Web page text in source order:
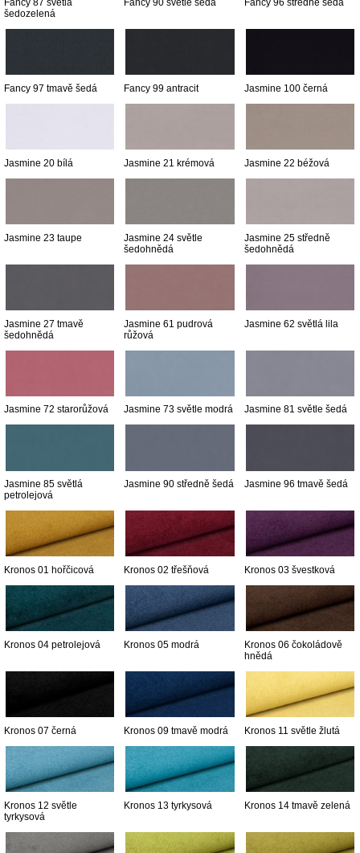
Fancy 87 světlá
šedozelená
Fancy 90 světle šedá Fancy 96 středně šedá
Fancy 97 tmavě šedá Fancy 99 antracit Jasmine 100 černá
Jasmine 20 bílá Jasmine 21 krémová Jasmine 22 béžová
Jasmine 23 taupe
Jasmine 24 světle
šedohnědá
Jasmine 25 středně
šedohnědá
Jasmine 27 tmavě
šedohnědá
Jasmine 61 pudrová
růžová
Jasmine 62 světlá lila
Jasmine 72 starorůžová Jasmine 73 světle modrá Jasmine 81 světle šedá
Jasmine 85 světlá
petrolejová
Jasmine 90 středně šedá Jasmine 96 tmavě šedá
Kronos 01 hořčicová Kronos 02 třešňová Kronos 03 švestková
Kronos 04 petrolejová Kronos 05 modrá
Kronos 06 čokoládově
hnědá
Kronos 07 černá Kronos 09 tmavě modrá Kronos 11 světle žlutá
Kronos 12 světle
tyrkysová
Kronos 13 tyrkysová Kronos 14 tmavě zelená